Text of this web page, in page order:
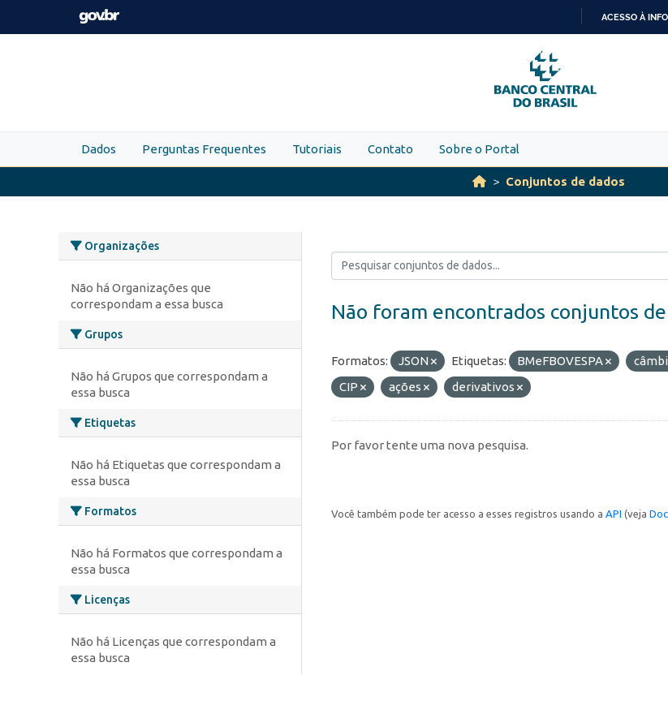
Skip to main content
PARA
O
CONTEÚDO
ACESSO À
Dados Perguntas Frequentes Tutoriais Contato Sobre o Portal
Conjuntos de dados
Organizações
Não há Organizações que
correspondam a essa busca
Grupos
Não há Grupos que correspondam a
essa busca
Etiquetas
Não há Etiquetas que correspondam a
essa busca
Formatos
Não há Formatos que correspondam a
essa busca
Licenças
Não há Licenças que correspondam a
essa busca
Não foram encontrados conjuntos
Formatos: JSON Etiquetas: BMeFBOVESPA
CIP
ações derivativos
Por favor tente uma nova pesquisa.
Você também pode ter acesso a esses registros usando a API (veja